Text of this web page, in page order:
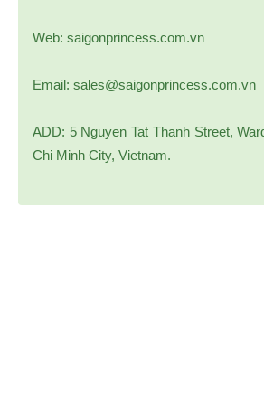
Web: saigonprincess.com.vn
Email: sales@saigonprincess.com.vn
ADD: 5 Nguyen Tat Thanh Street,
Chi Minh City, Vietnam.